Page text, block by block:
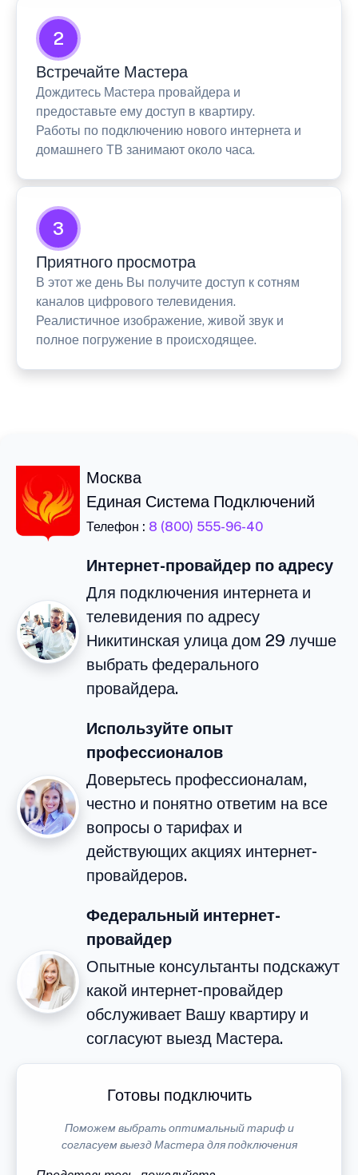
2
Встречайте Мастера
Дождитесь Мастера провайдера и
предоставьте ему доступ в квартиру.
Работы по подключению нового интернета и
домашнего ТВ занимают около часа.
3
Приятного просмотра
В этот же день Вы получите доступ к сотням
каналов цифрового телевидения.
Реалистичное изображение, живой звук и
полное погружение в происходящее.
Москва
Единая Система Подключений
Телефон : 8 (800) 555-96-40
Интернет-провайдер по адресу
Для подключения интернета и
телевидения по адресу
Никитинская улица дом 29 лучше
выбрать федерального
провайдера.
Используйте опыт
профессионалов
Доверьтесь профессионалам,
честно и понятно ответим на все
вопросы о тарифах и
действующих акциях интернет-
провайдеров.
Федеральный интернет-
провайдер
Опытные консультанты подскажут
какой интернет-провайдер
обслуживает Вашу квартиру и
согласуют выезд Мастера.
Готовы подключить
Поможем выбрать оптимальный тариф и
согласуем выезд Мастера для подключения